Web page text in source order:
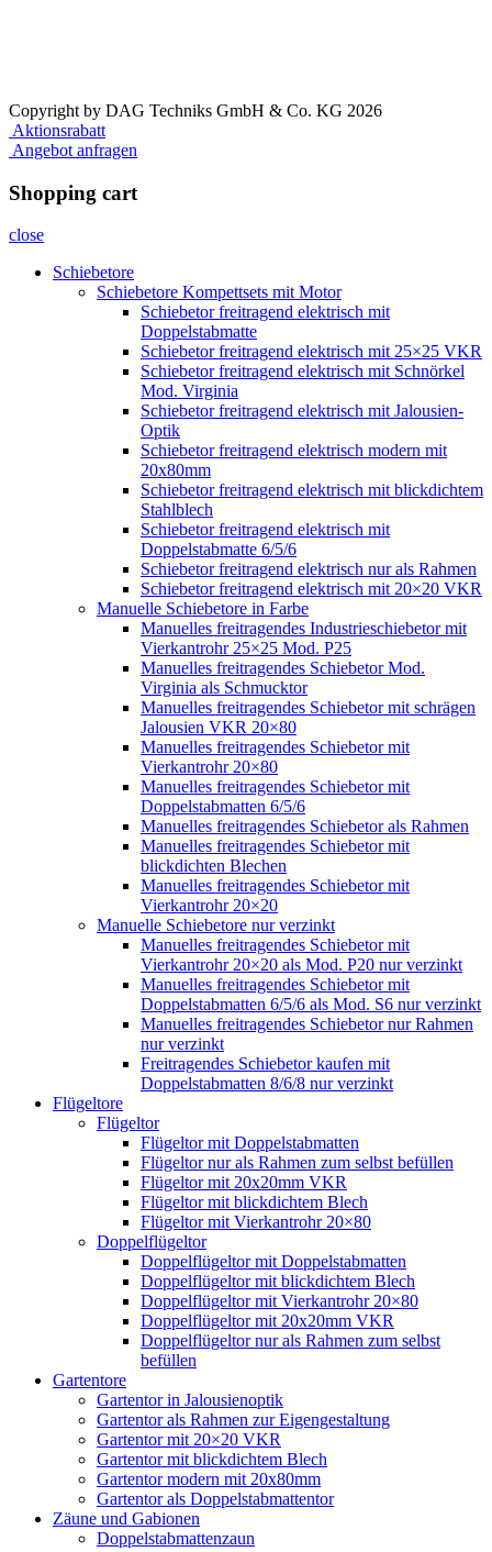
Copyright by DAG Techniks GmbH & Co. KG 2026
Aktionsrabatt
Angebot anfragen
Shopping cart
close
Schiebetore
Schiebetore Kompettsets mit Motor
Schiebetor freitragend elektrisch mit
Doppelstabmatte
Schiebetor freitragend elektrisch mit 25×25 VKR
Schiebetor freitragend elektrisch mit Schnörkel
Mod. Virginia
Schiebetor freitragend elektrisch mit Jalousien-
Optik
Schiebetor freitragend elektrisch modern mit
20x80mm
Schiebetor freitragend elektrisch mit blickdichtem
Stahlblech
Schiebetor freitragend elektrisch mit
Doppelstabmatte 6/5/6
Schiebetor freitragend elektrisch nur als Rahmen
Schiebetor freitragend elektrisch mit 20×20 VKR
Manuelle Schiebetore in Farbe
Manuelles freitragendes Industrieschiebetor mit
Vierkantrohr 25×25 Mod. P25
Manuelles freitragendes Schiebetor Mod.
Virginia als Schmucktor
Manuelles freitragendes Schiebetor mit schrägen
Jalousien VKR 20×80
Manuelles freitragendes Schiebetor mit
Vierkantrohr 20×80
Manuelles freitragendes Schiebetor mit
Doppelstabmatten 6/5/6
Manuelles freitragendes Schiebetor als Rahmen
Manuelles freitragendes Schiebetor mit
blickdichten Blechen
Manuelles freitragendes Schiebetor mit
Vierkantrohr 20×20
Manuelle Schiebetore nur verzinkt
Manuelles freitragendes Schiebetor mit
Vierkantrohr 20×20 als Mod. P20 nur verzinkt
Manuelles freitragendes Schiebetor mit
Doppelstabmatten 6/5/6 als Mod. S6 nur verzinkt
Manuelles freitragendes Schiebetor nur Rahmen
nur verzinkt
Freitragendes Schiebetor kaufen mit
Doppelstabmatten 8/6/8 nur verzinkt
Flügeltore
Flügeltor
Flügeltor mit Doppelstabmatten
Flügeltor nur als Rahmen zum selbst befüllen
Flügeltor mit 20x20mm VKR
Flügeltor mit blickdichtem Blech
Flügeltor mit Vierkantrohr 20×80
Doppelflügeltor
Doppelflügeltor mit Doppelstabmatten
Doppelflügeltor mit blickdichtem Blech
Doppelflügeltor mit Vierkantrohr 20×80
Doppelflügeltor mit 20x20mm VKR
Doppelflügeltor nur als Rahmen zum selbst
befüllen
Gartentore
Gartentor in Jalousienoptik
Gartentor als Rahmen zur Eigengestaltung
Gartentor mit 20×20 VKR
Gartentor mit blickdichtem Blech
Gartentor modern mit 20x80mm
Gartentor als Doppelstabmattentor
Zäune und Gabionen
Doppelstabmattenzaun